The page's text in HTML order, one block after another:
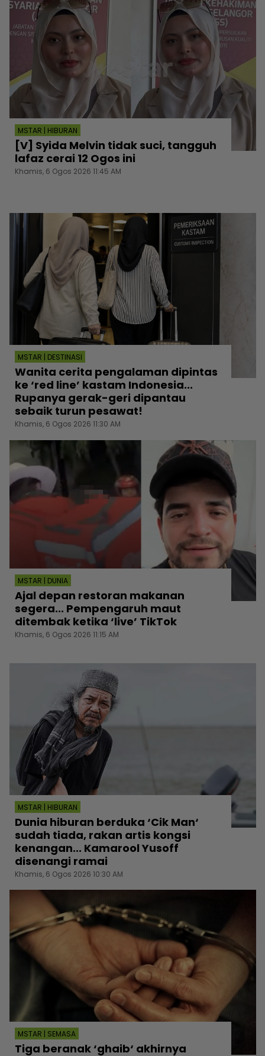
MSTAR | HIBURAN
[V] Syida Melvin tidak suci, tangguh
lafaz cerai 12 Ogos ini
Khamis, 6 Ogos 2026 11:45 AM
MSTAR | DESTINASI
Wanita cerita pengalaman dipintas
ke ‘red line’ kastam Indonesia...
Rupanya gerak-geri dipantau
sebaik turun pesawat!
Khamis, 6 Ogos 2026 11:30 AM
MSTAR | DUNIA
Ajal depan restoran makanan
segera... Pempengaruh maut
ditembak ketika ‘live’ TikTok
Khamis, 6 Ogos 2026 11:15 AM
MSTAR | HIBURAN
Dunia hiburan berduka ‘Cik Man‘
sudah tiada, rakan artis kongsi
kenangan... Kamarool Yusoff
disenangi ramai
Khamis, 6 Ogos 2026 10:30 AM
MSTAR | SEMASA
Tiga beranak ‘ghaib‘ akhirnya